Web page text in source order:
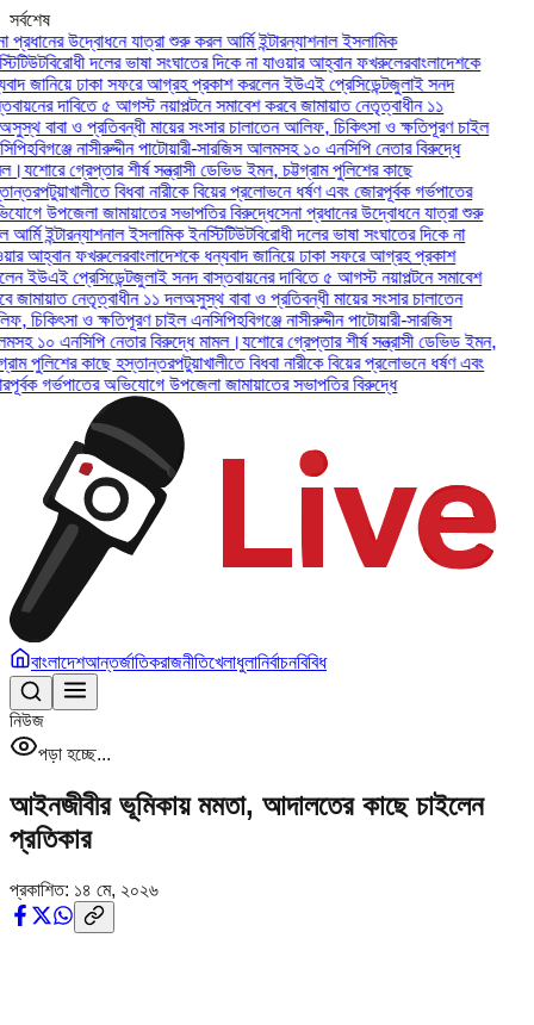
সর্বশেষ
উদ্বোধনে যাত্রা শুরু করল আর্মি ইন্টারন্যাশনাল ইসলামিক
বিরোধী দলের ভাষা সংঘাতের দিকে না যাওয়ার আহ্বান ফখরুলেরবাংলাদেশকে
জানিয়ে ঢাকা সফরে আগ্রহ প্রকাশ করলেন ইউএই প্রেসিডেন্টজুলাই সনদ
দাবিতে ৫ আগস্ট নয়াপল্টনে সমাবেশ করবে জামায়াত নেতৃত্বাধীন ১১
বাবা ও প্রতিবন্ধী মায়ের সংসার চালাতেন আলিফ, চিকিৎসা ও ক্ষতিপূরণ চাইল
হবিগঞ্জে নাসীরুদ্দীন পাটোয়ারী-সারজিস আলমসহ ১০ এনসিপি নেতার বিরুদ্ধে
যশোরে গ্রেপ্তার শীর্ষ সন্ত্রাসী ডেভিড ইমন, চট্টগ্রাম পুলিশের কাছে
পটুয়াখালীতে বিধবা নারীকে বিয়ের প্রলোভনে ধর্ষণ এবং জোরপূর্বক গর্ভপাতের
উপজেলা জামায়াতের সভাপতির বিরুদ্ধেসেনা প্রধানের উদ্বোধনে যাত্রা শুরু
ইন্টারন্যাশনাল ইসলামিক ইনস্টিটিউটবিরোধী দলের ভাষা সংঘাতের দিকে না
আহ্বান ফখরুলেরবাংলাদেশকে ধন্যবাদ জানিয়ে ঢাকা সফরে আগ্রহ প্রকাশ
ইউএই প্রেসিডেন্টজুলাই সনদ বাস্তবায়নের দাবিতে ৫ আগস্ট নয়াপল্টনে সমাবেশ
নেতৃত্বাধীন ১১ দলঅসুস্থ বাবা ও প্রতিবন্ধী মায়ের সংসার চালাতেন
ও ক্ষতিপূরণ চাইল এনসিপিহবিগঞ্জে নাসীরুদ্দীন পাটোয়ারী-সারজিস
১০ এনসিপি নেতার বিরুদ্ধে মামল।যশোরে গ্রেপ্তার শীর্ষ সন্ত্রাসী ডেভিড ইমন,
পুলিশের কাছে হস্তান্তরপটুয়াখালীতে বিধবা নারীকে বিয়ের প্রলোভনে ধর্ষণ এবং
গর্ভপাতের অভিযোগে উপজেলা জামায়াতের সভাপতির বিরুদ্ধে
বাংলাদেশআন্তর্জাতিকরাজনীতিখেলাধুলানির্বাচনবিবিধ
নিউজ
পড়া হচ্ছে...
আইনজীবীর ভূমিকায় মমতা, আদালতের কাছে চাইলেন
প্রতিকার
প্রকাশিত: ১৪ মে, ২০২৬